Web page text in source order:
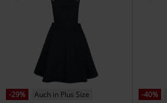
-29%
Auch in Plus Size
-40%